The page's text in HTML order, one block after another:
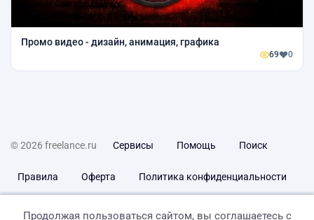
Промо видео - дизайн, анимация, графика
69 0
© 2026 freelance.ru Сервисы Помощь Поиск
Правила Оферта Политика конфиденциальности
Продолжая пользоваться сайтом, вы соглашаетесь с